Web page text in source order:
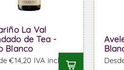
La Val
de Tea -
Blanco
€14,20 IVA incl.